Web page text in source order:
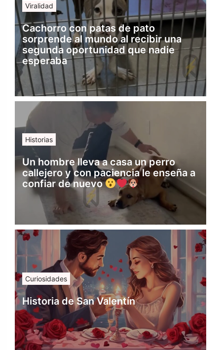
Viralidad
Cachorro con patas de pato
sorprende al mundo al recibir una
segunda oportunidad que nadie
esperaba
Historias
Un hombre lleva a casa un perro
callejero y con paciencia le enseña a
confiar de nuevo
Curiosidades
Historia de San Valentín